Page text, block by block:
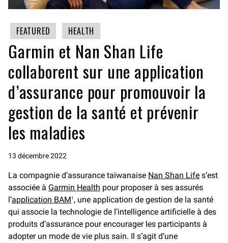
FEATURED HEALTH
Garmin et Nan Shan Life
collaborent sur une application
d’assurance pour promouvoir la
gestion de la santé et prévenir
les maladies
13 décembre 2022
La compagnie d’assurance taïwanaise Nan Shan Life s’est
associée à Garmin Health pour proposer à ses assurés
l’application BAM1 , une application de gestion de la santé
qui associe la technologie de l’intelligence artificielle à des
produits d’assurance pour encourager les participants à
adopter un mode de vie plus sain. Il s’agit d’une